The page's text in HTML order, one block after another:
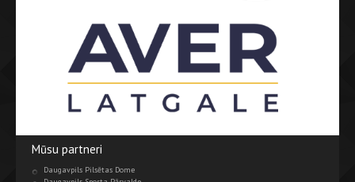
Mūsu partneri
Daugavpils Pilsētas Dome